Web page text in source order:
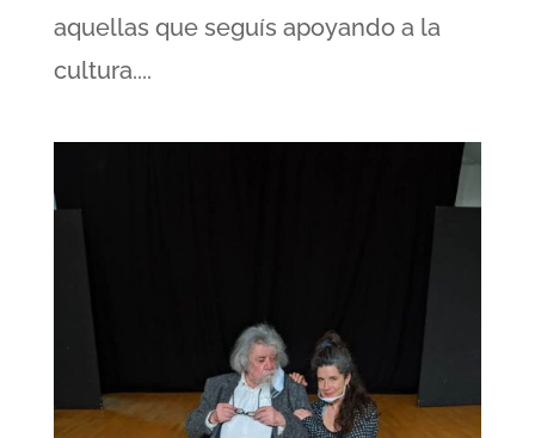
aquellas que seguís apoyando a la
cultura....